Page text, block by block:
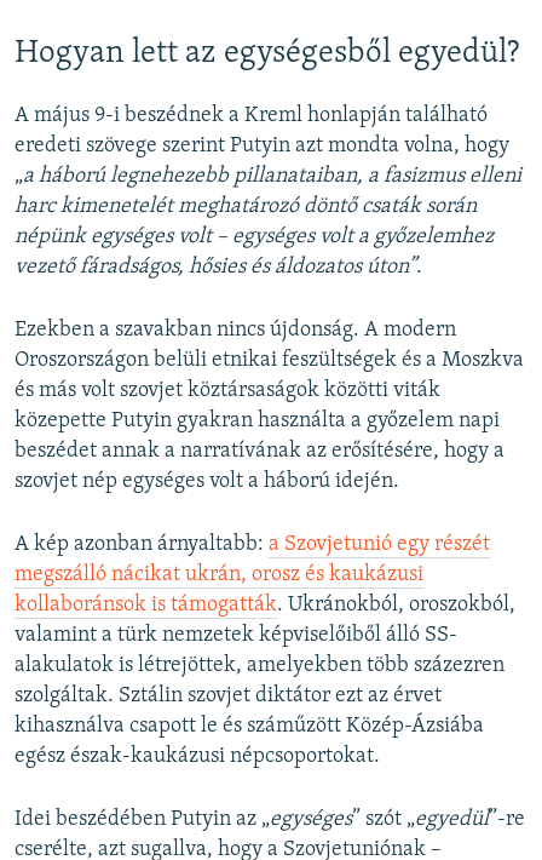
Hogyan lett az egységesből egyedül?
A május 9-i beszédnek a Kreml honlapján található
eredeti szövege szerint Putyin azt mondta volna, hogy
„a háború legnehezebb pillanataiban, a fasizmus elleni
harc kimenetelét meghatározó döntő csaták során
népünk egységes volt – egységes volt a győzelemhez
vezető fáradságos, hősies és áldozatos úton”.
Ezekben a szavakban nincs újdonság. A modern
Oroszországon belüli etnikai feszültségek és a Moszkva
és más volt szovjet köztársaságok közötti viták
közepette Putyin gyakran használta a győzelem napi
beszédet annak a narratívának az erősítésére, hogy a
szovjet nép egységes volt a háború idején.
A kép azonban árnyaltabb: a Szovjetunió egy részét
megszálló nácikat ukrán, orosz és kaukázusi
kollaboránsok is támogatták. Ukránokból, oroszokból,
valamint a türk nemzetek képviselőiből álló SS-
alakulatok is létrejöttek, amelyekben több százezren
szolgáltak. Sztálin szovjet diktátor ezt az érvet
kihasználva csapott le és száműzött Közép-Ázsiába
egész észak-kaukázusi népcsoportokat.
Idei beszédében Putyin az „egységes” szót „egyedül”-re
cserélte, azt sugallva, hogy a Szovjetuniónak –